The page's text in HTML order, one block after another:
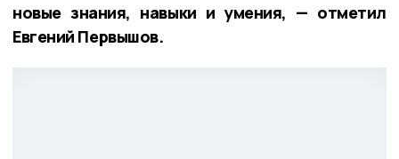
новые знания, навыки и умения, — отметил
Евгений Первышов.